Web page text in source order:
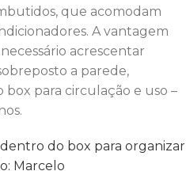
que acomodam
A vantagem
acrescentar
a parede,
box para circulação e uso –